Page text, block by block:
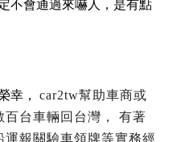
不會通過來嚇人，是有點
幸，
car2tw幫助車商或
台車輛回台灣，
有著
報關驗車領牌等實務經